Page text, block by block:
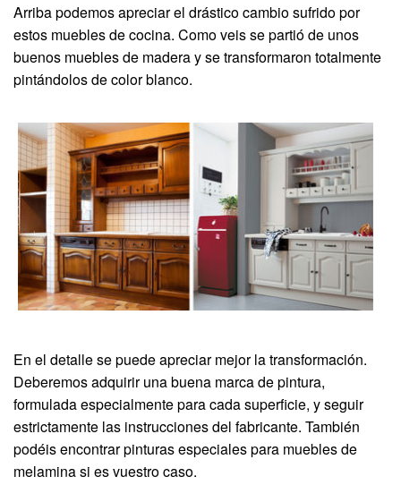
Arriba podemos apreciar el drástico cambio sufrido por
estos muebles de cocina. Como veis se partió de unos
buenos muebles de madera y se transformaron totalmente
pintándolos de color blanco.
En el detalle se puede apreciar mejor la transformación.
Deberemos adquirir una buena marca de pintura,
formulada especialmente para cada superficie, y seguir
estrictamente las instrucciones del fabricante. También
podéis encontrar pinturas especiales para muebles de
melamina si es vuestro caso.